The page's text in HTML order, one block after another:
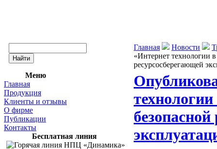
Меню
Главная
Продукция
Клиенты и отзывы
О фирме
Публикации
Контакты
Бесплатная линия
Главная Новости
«Интернет технологии
ресурсосберегающей